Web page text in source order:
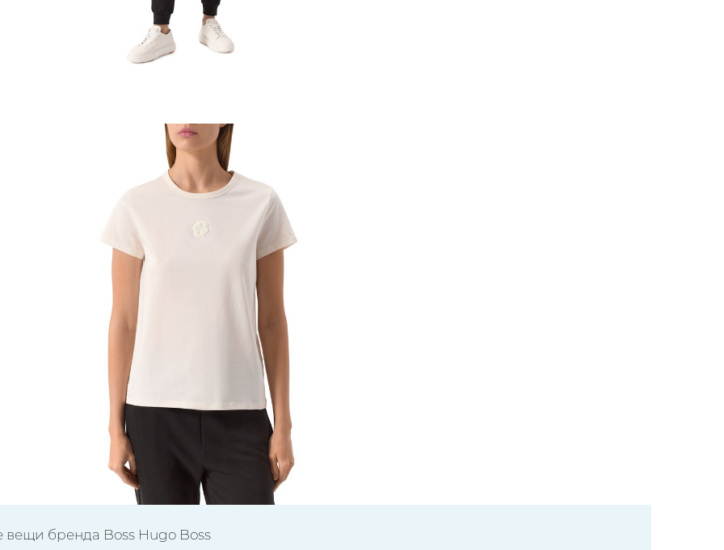
вещи бренда Boss Hugo Boss